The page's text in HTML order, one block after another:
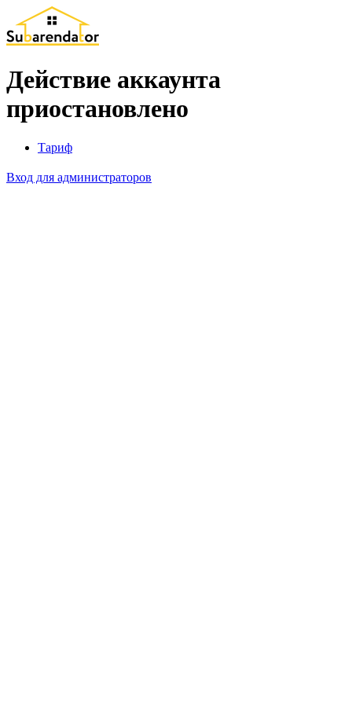
Действие аккаунта
приостановлено
Тариф
Вход для администраторов